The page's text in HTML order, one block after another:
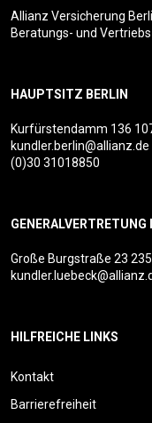
Allianz Versicherung
Beratungs- und
HAUPTSITZ BERLIN
Kurfürstendamm 136
kundler.berlin@allianz.de
(0)30 31018850
GENERALVERTRETUNG
Große Burgstraße 23
HILFREICHE LINKS
Kontakt
Barrierefreiheit